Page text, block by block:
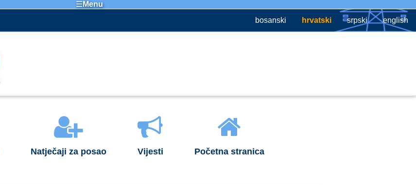
☰Menu
english
srpski
hrvatski
bosanski
Natječaji za posao Vijesti Početna stranica